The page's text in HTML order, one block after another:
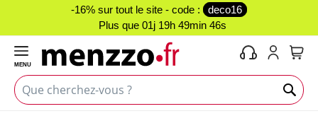
-16% sur tout le site - code :
deco16
Plus que 01j 19h 49min 46s
MENU